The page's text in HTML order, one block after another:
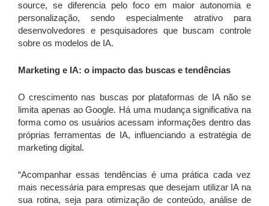
source, se diferencia pelo foco em maior autonomia e
personalização, sendo especialmente atrativo para
desenvolvedores e pesquisadores que buscam controle
sobre os modelos de IA.
Marketing e IA: o impacto das buscas e tendências
O crescimento nas buscas por plataformas de IA não se
limita apenas ao Google. Há uma mudança significativa na
forma como os usuários acessam informações dentro das
próprias ferramentas de IA, influenciando a estratégia de
marketing digital.
“Acompanhar essas tendências é uma prática cada vez
mais necessária para empresas que desejam utilizar IA na
sua rotina, seja para otimização de conteúdo, análise de